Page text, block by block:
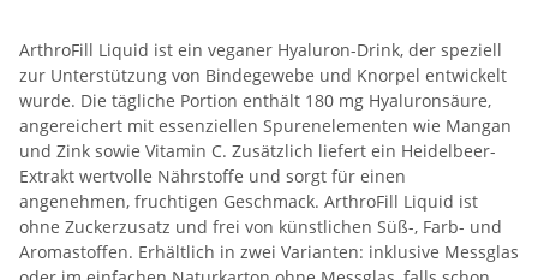
ArthroFill Liquid ist ein veganer Hyaluron-Drink, der speziell
zur Unterstützung von Bindegewebe und Knorpel entwickelt
wurde. Die tägliche Portion enthält 180 mg Hyaluronsäure,
angereichert mit essenziellen Spurenelementen wie Mangan
und Zink sowie Vitamin C. Zusätzlich liefert ein Heidelbeer-
Extrakt wertvolle Nährstoffe und sorgt für einen
angenehmen, fruchtigen Geschmack. ArthroFill Liquid ist
ohne Zuckerzusatz und frei von künstlichen Süß-, Farb- und
Aromastoffen. Erhältlich in zwei Varianten: inklusive Messglas